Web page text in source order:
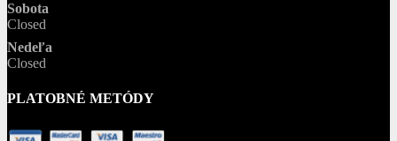
Sobota
Closed
Nedeľa
Closed
PLATOBNÉ METÓDY